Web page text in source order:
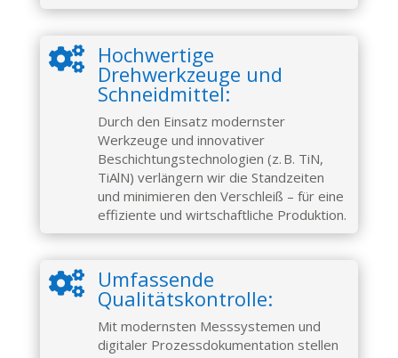
 Hochwertige
Drehwerkzeuge und
Schneidmittel:
Durch den Einsatz modernster
Werkzeuge und innovativer
Beschichtungstechnologien (z. B. TiN,
TiAlN) verlängern wir die Standzeiten
und minimieren den Verschleiß – für eine
effiziente und wirtschaftliche Produktion.
 Umfassende
Qualitätskontrolle:
Mit modernsten Messsystemen und
digitaler Prozessdokumentation stellen